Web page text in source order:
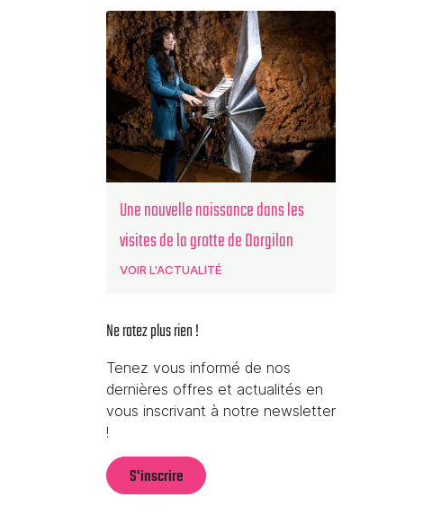
Une nouvelle naissance dans les
visites de la grotte de Dargilan
VOIR L'ACTUALITÉ
Ne ratez plus rien !
Tenez vous informé de nos
dernières offres et actualités en
vous inscrivant à notre newsletter
!
S'inscrire